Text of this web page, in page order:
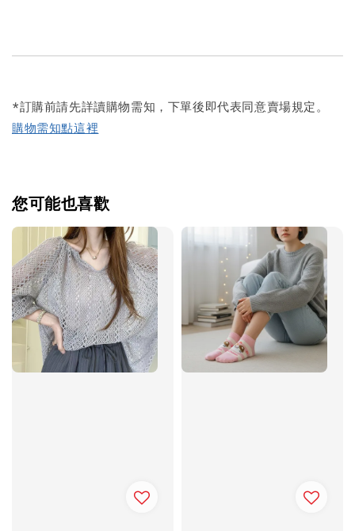
*訂購前請先詳讀購物需知，下單後即代表同意賣場規定。
購物需知點這裡
您可能也喜歡